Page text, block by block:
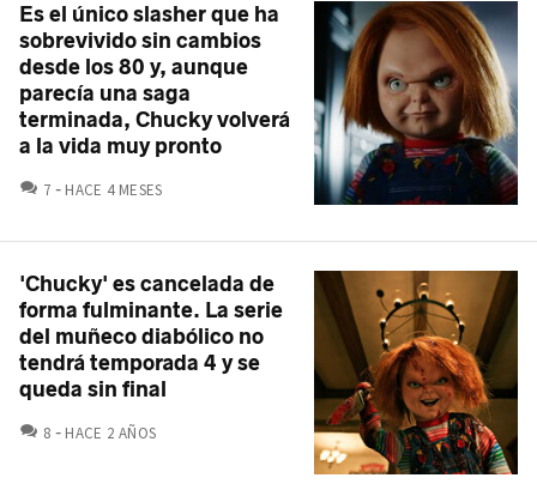
Es el único slasher que ha
sobrevivido sin cambios
desde los 80 y, aunque
parecía una saga
terminada, Chucky volverá
a la vida muy pronto
7 COMENTARIOS
HACE 4 MESES
'Chucky' es cancelada de
forma fulminante. La serie
del muñeco diabólico no
tendrá temporada 4 y se
queda sin final
8 COMENTARIOS
HACE 2 AÑOS